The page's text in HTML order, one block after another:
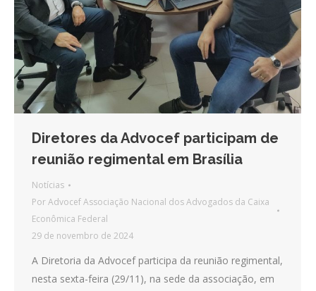
Diretores da Advocef participam de
reunião regimental em Brasília
Notícias
PorAdvocef Associação Nacional dos Advogados da Caixa
Econômica Federal
29 de novembro de 2024
A Diretoria da Advocef participa da reunião regimental,
nesta sexta-feira (29/11), na sede da associação, em